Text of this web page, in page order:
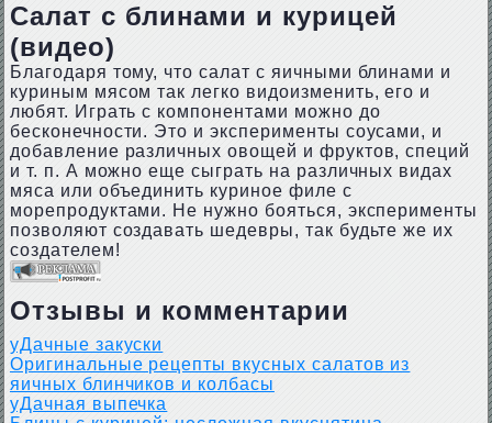
Салат с блинами и курицей
(видео)
Благодаря тому, что салат с яичными блинами и
куриным мясом так легко видоизменить, его и
любят. Играть с компонентами можно до
бесконечности. Это и эксперименты соусами, и
добавление различных овощей и фруктов, специй
и т. п. А можно еще сыграть на различных видах
мяса или объединить куриное филе с
морепродуктами. Не нужно бояться, эксперименты
позволяют создавать шедевры, так будьте же их
создателем!
Отзывы и комментарии
уДачные закуски
Оригинальные рецепты вкусных салатов из
яичных блинчиков и колбасы
уДачная выпечка